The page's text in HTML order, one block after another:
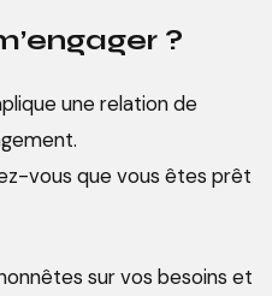
?
une relation de
vous que vous êtes prêt
sur vos besoins et